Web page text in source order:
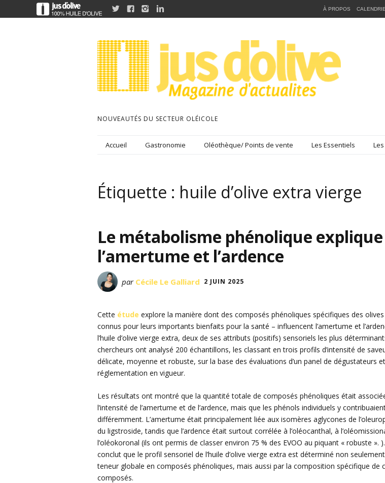
NOUVEAUTÉS DU SECTEUR OLÉICOLE
Accueil Gastronomie Oléothèque/ Points de vente Les Essentiels
Étiquette : huile d’olive extra vierge
Le métabolisme phénolique explique
l’amertume et l’ardence
par Cécile Le Galliard 2 JUIN 2025
Cette étude explore la manière dont des composés phénoliques spécifiques des olives
connus pour leurs importants bienfaits pour la santé – influencent l’amertume et
l’huile d’olive vierge extra, deux de ses attributs (positifs) sensoriels les plus
chercheurs ont analysé 200 échantillons, les classant en trois profils d’intensité de
délicate, moyenne et robuste, sur la base des évaluations d’un panel de dégustateurs
réglementation en vigueur.
Les résultats ont montré que la quantité totale de composés phénoliques était
l’intensité de l’amertume et de l’ardence, mais que les phénols individuels y
différemment. L’amertume était principalement liée aux isomères aglycones de
du ligstroside, tandis que l’ardence était surtout corrélée à l’oléocanthal, à
l’oléokoronal (ils ont permis de classer environ 75 % des EVOO au piquant « robuste ». ).
conclut que le profil sensoriel de l’huile d’olive vierge extra est déterminé non
teneur globale en composés phénoliques, mais aussi par la composition spécifique de
composés.
    À PROPOS